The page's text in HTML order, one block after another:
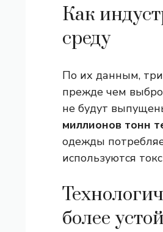
Как
среду
По их данным,
прежде чем
не будут
миллионов тонн
одежды
используются
более